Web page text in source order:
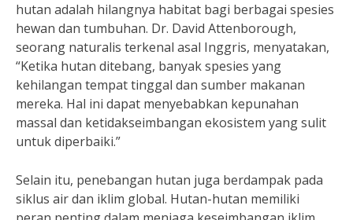
hutan adalah hilangnya habitat bagi berbagai spesies
hewan dan tumbuhan. Dr. David Attenborough,
seorang naturalis terkenal asal Inggris, menyatakan,
“Ketika hutan ditebang, banyak spesies yang
kehilangan tempat tinggal dan sumber makanan
mereka. Hal ini dapat menyebabkan kepunahan
massal dan ketidakseimbangan ekosistem yang sulit
untuk diperbaiki.”
Selain itu, penebangan hutan juga berdampak pada
siklus air dan iklim global. Hutan-hutan memiliki